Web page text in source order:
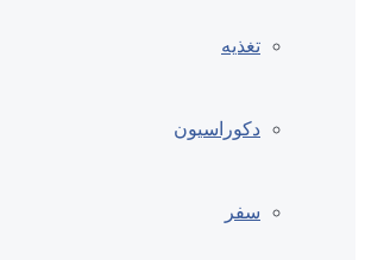
تغذیه
دکوراسیون
سفر